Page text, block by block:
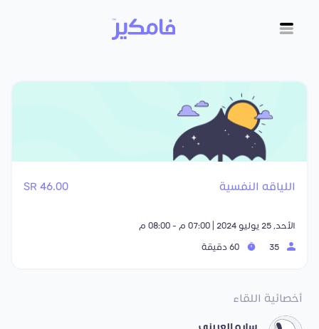
اللياقه النفسية 46.00 SR
الأحد, 25 يوليو 2024 | 07:00 م - 08:00 م
أخصائية اللقاء